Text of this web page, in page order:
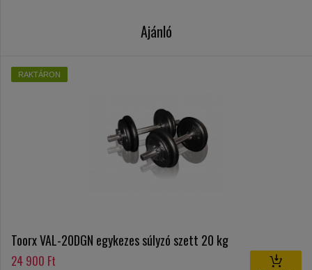
Ajánló
RAKTÁRON
Toorx VAL-20DGN egykezes súlyzó szett 20 kg
24 900 Ft